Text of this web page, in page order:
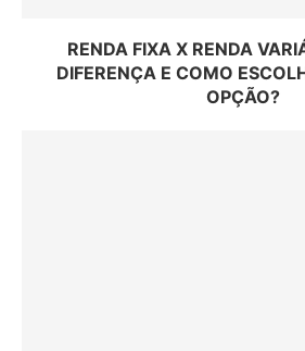
RENDA FIXA X RENDA
DIFERENÇA E COMO
OPÇÃO?